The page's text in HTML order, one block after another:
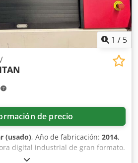
1 / 5
de precio
(usado), Año de fabricación: 2014,
digital industrial de gran formato.
3020 mm x 2020 mm, consumo